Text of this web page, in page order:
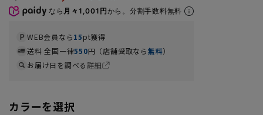
なら 月々1,001円から。分割手数料無料
WEB会員なら15pt獲得
送料 全国一律550円（店舗受取なら無料）
お届け日を調べる詳細
カラーを選択